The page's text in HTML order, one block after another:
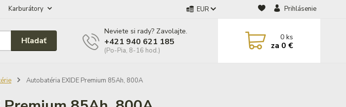
Karburátory EUR Prihlásenie
Hľadať
Neviete si rady? Zavolajte.
+421 940 621 185
(Po-Pia, 8-16 hod.)
0ks
za 0 €
Autobatéria EXIDE Premium 85Ah, 800A